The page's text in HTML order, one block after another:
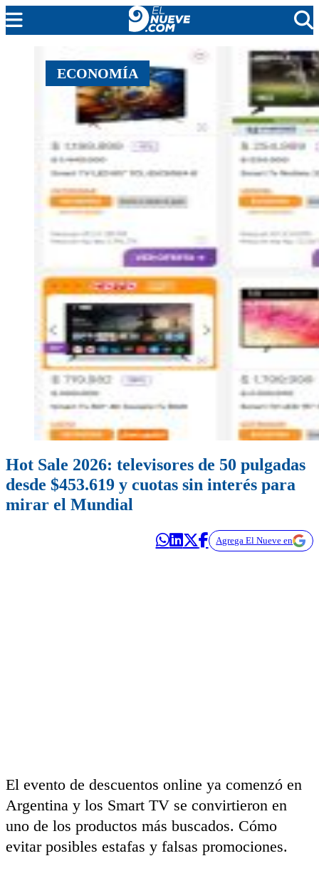
MENDOZA
CADA DÍA
ARGENTINA
NOTICIERO 9
PROTAGONISTAS
EL NUEVE STREAMS
PROGRAMACIÓN
EN VIVO
ECONOMÍA
Hot Sale 2026: televisores de 50 pulgadas
desde $453.619 y cuotas sin interés para
mirar el Mundial
Agrega El Nueve en
El evento de descuentos online ya comenzó en
Argentina y los Smart TV se convirtieron en
uno de los productos más buscados. Cómo
evitar posibles estafas y falsas promociones.